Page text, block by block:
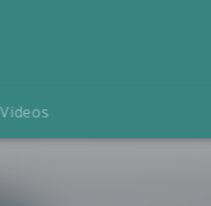
Videos